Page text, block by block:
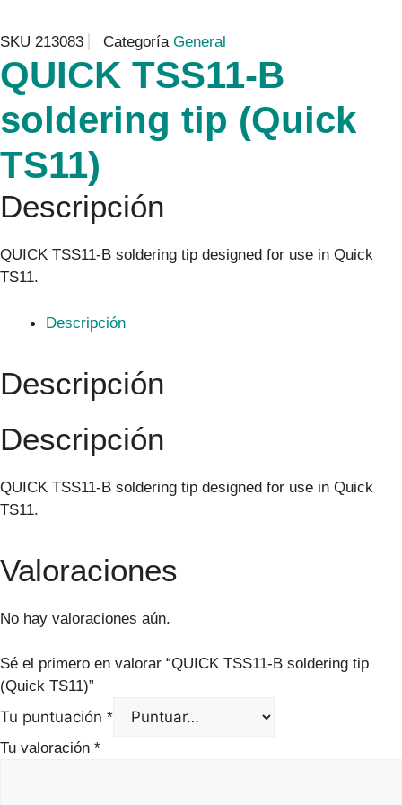
SKU 213083 Categoría General
QUICK TSS11-B
soldering tip (Quick
TS11)
Descripción
QUICK TSS11-B soldering tip designed for use in Quick
TS11.
Descripción
Descripción
Descripción
QUICK TSS11-B soldering tip designed for use in Quick
TS11.
Valoraciones
No hay valoraciones aún.
Sé el primero en valorar “QUICK TSS11-B soldering tip
(Quick TS11)”
Tu puntuación *
Tu valoración *